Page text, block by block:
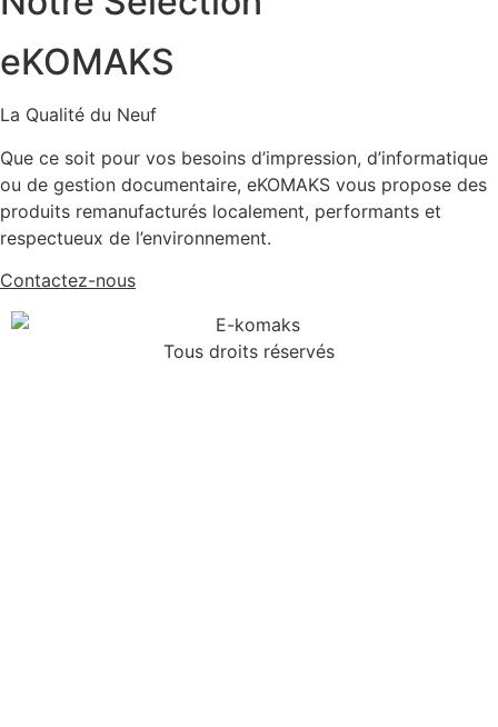
eKOMAKS
La Qualité du Neuf
Que ce soit pour vos besoins d’impression, d’informatique
ou de gestion documentaire, eKOMAKS vous propose des
produits remanufacturés localement, performants et
respectueux de l’environnement.
Contactez-nous
Tous droits réservés